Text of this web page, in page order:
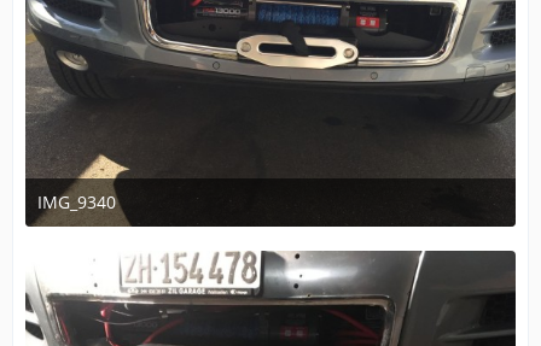
IMG_9340
30. Mai 2020 um 23:34